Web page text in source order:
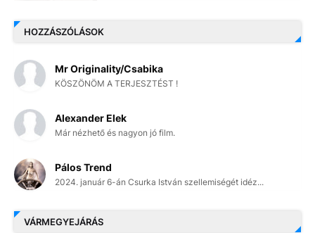
HOZZÁSZÓLÁSOK
Mr Originality/Csabika
KÖSZÖNÖM A TERJESZTÉST !
Alexander Elek
Már nézhető és nagyon jó film.
Pálos Trend
2024. január 6-án Csurka István szellemiségét idéz...
VÁRMEGYEJÁRÁS